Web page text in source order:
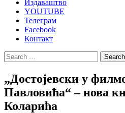
Издаваштво
YOUTUBE
Телеграм
Facebook
Контакт
Search
for:
„Достојевски у
Павловића“ – нова
Коларића